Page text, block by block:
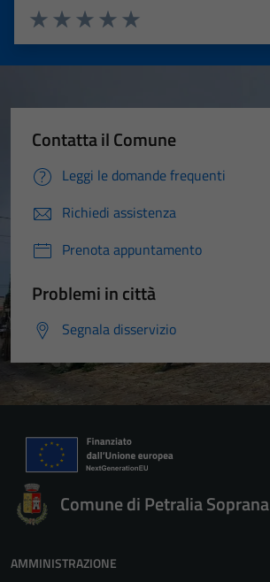
Valuta 5 stelle su 5
Valuta 4 stelle su 5
Valuta 3 stelle su 5
Valuta 2 stelle su 5
Valuta 1 stelle su 5
Contatta il Comune
Leggi le domande frequenti
Richiedi assistenza
Prenota appuntamento
Problemi in città
Segnala disservizio
Comune di Petralia Soprana
AMMINISTRAZIONE